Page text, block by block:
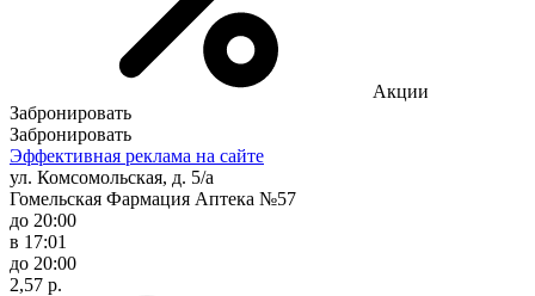
Акции
Забронировать
Забронировать
Эффективная реклама на сайте
ул. Комсомольская, д. 5/а
Гомельская Фармация Аптека №57
до 20:00
в 17:01
до 20:00
2,57 р.